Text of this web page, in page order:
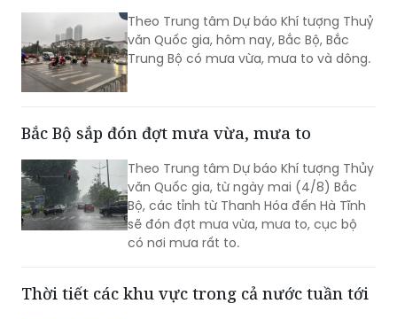
Theo Trung tâm Dự báo Khí tượng Thuỷ
văn Quốc gia, hôm nay, Bắc Bộ, Bắc
Trung Bộ có mưa vừa, mưa to và dông.
Bắc Bộ sắp đón đợt mưa vừa, mưa to
Theo Trung tâm Dự báo Khí tượng Thủy
văn Quốc gia, từ ngày mai (4/8) Bắc
Bộ, các tỉnh từ Thanh Hóa đến Hà Tĩnh
sẽ đón đợt mưa vừa, mưa to, cục bộ
có nơi mưa rất to.
Thời tiết các khu vực trong cả nước tuần tới